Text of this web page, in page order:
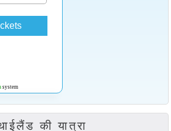
system
की यात्रा